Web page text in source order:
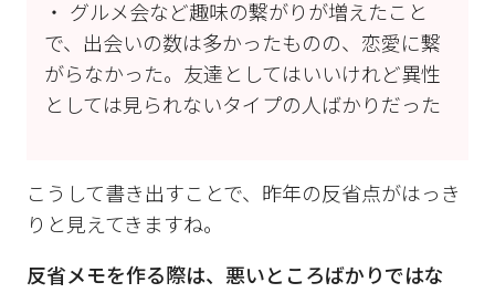
・ グルメ会など趣味の繋がりが増えたこと
で、出会いの数は多かったものの、恋愛に繋
がらなかった。友達としてはいいけれど異性
としては見られないタイプの人ばかりだった
こうして書き出すことで、昨年の反省点がはっき
りと見えてきますね。
反省メモを作る際は、悪いところばかりではな